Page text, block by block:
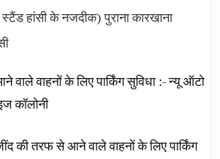
हांसी के नजदीक) पुराना कारखाना
वाले वाहनों के लिए पार्किंग सुविधा :- न्यू ऑटो
कॉलोनी
की तरफ से आने वाले वाहनों के लिए पार्किंग